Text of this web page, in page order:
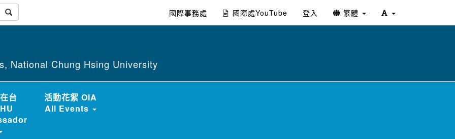
國際事務處 國際處YouTube 登入 繁體
National Chung Hsing University
台
活動花絮 OIA
All Events